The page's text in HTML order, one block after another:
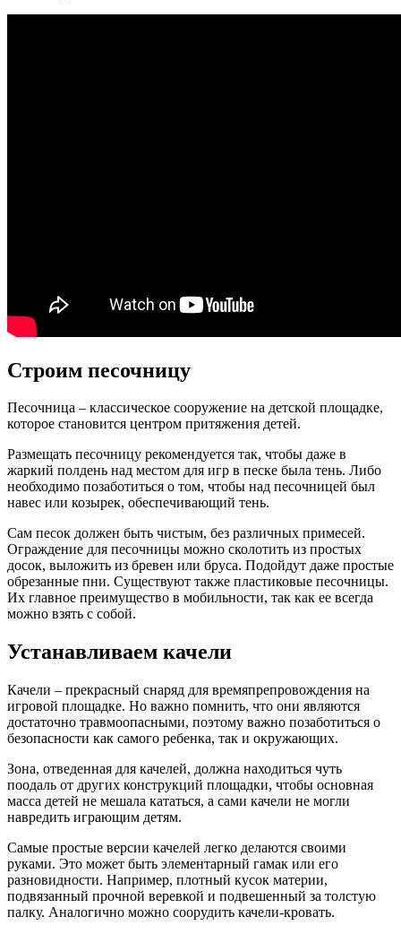
Строим песочницу
Песочница – классическое сооружение на детской площадке,
которое становится центром притяжения детей.
Размещать песочницу рекомендуется так, чтобы даже в
жаркий полдень над местом для игр в песке была тень. Либо
необходимо позаботиться о том, чтобы над песочницей был
навес или козырек, обеспечивающий тень.
Сам песок должен быть чистым, без различных примесей.
Ограждение для песочницы можно сколотить из простых
досок, выложить из бревен или бруса. Подойдут даже простые
обрезанные пни. Существуют также пластиковые песочницы.
Их главное преимущество в мобильности, так как ее всегда
можно взять с собой.
Устанавливаем качели
Качели – прекрасный снаряд для времяпрепровождения на
игровой площадке. Но важно помнить, что они являются
достаточно травмоопасными, поэтому важно позаботиться о
безопасности как самого ребенка, так и окружающих.
Зона, отведенная для качелей, должна находиться чуть
поодаль от других конструкций площадки, чтобы основная
масса детей не мешала кататься, а сами качели не могли
навредить играющим детям.
Самые простые версии качелей легко делаются своими
руками. Это может быть элементарный гамак или его
разновидности. Например, плотный кусок материи,
подвязанный прочной веревкой и подвешенный за толстую
палку. Аналогично можно соорудить качели-кровать.